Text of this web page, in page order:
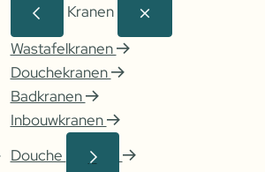
Kranen
Wastafelkranen
Douchekranen
Badkranen
Inbouwkranen
Douche